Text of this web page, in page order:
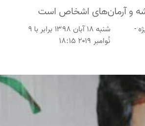
و آرمان‌های اشخاص است
-
شنبه ۱۸ آبان ۱۳۹۸ برابر با ۹
نُوامبر ۲۰۱۹ ۱۸:۱۵